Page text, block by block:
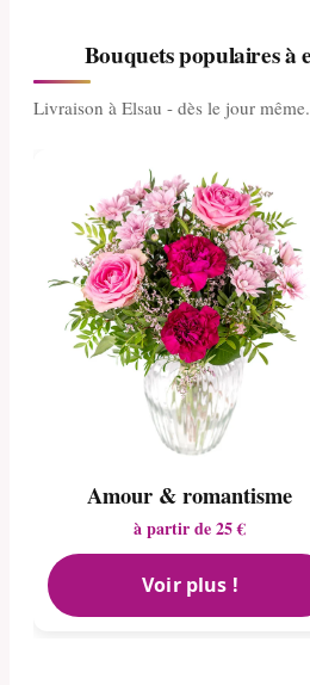
Bouquets populaires à
Livraison à Elsau - dès le jour même.
Amour & romantisme
à partir de 25 €
Voir plus !